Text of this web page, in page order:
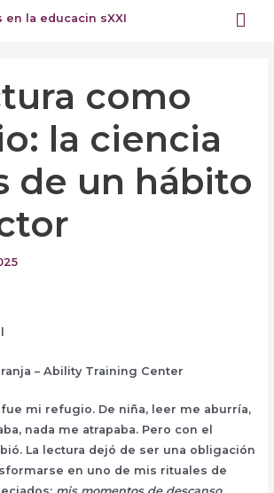
como
la ciencia
de un hábito
– Ability Training Center
mi refugio. De niña, leer me aburría,
nada me atrapaba. Pero con el
La lectura dejó de ser una obligación
en uno de mis rituales de